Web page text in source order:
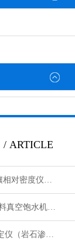
/ ARTICLE
JDM-1型电动土壤相对密度仪技术参数
ZK-2型沥青混合料真空饱水机产品展示
岩石渗透系数测定仪（岩石渗透仪）产品展示